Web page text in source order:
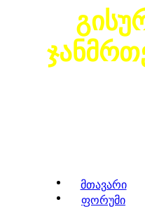
მთავარი
ფორუმი